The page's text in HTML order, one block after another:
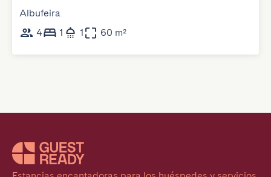
Albufeira
4
1 1 60 m²